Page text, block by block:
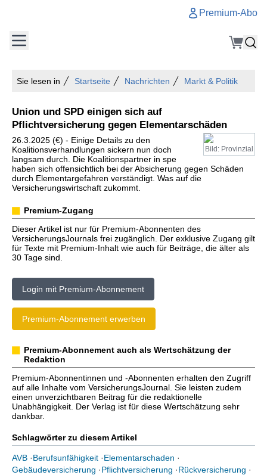
Premium-Abo
Sie lesen in Startseite Nachrichten Markt & Politik
Union und SPD einigen sich auf
Pflichtversicherung gegen Elementarschäden
Bild: Provinzial
26.3.2025 (€) - Einige Details zu den
Koalitionsverhandlungen sickern nun doch
langsam durch. Die Koalitionspartner in spe
haben sich offensichtlich bei der Absicherung gegen Schäden
durch Elementargefahren verständigt. Was auf die
Versicherungswirtschaft zukommt.
Premium-Zugang
Dieser Artikel ist nur für Premium-Abonnenten des
VersicherungsJournals frei zugänglich. Der exklusive Zugang gilt
für Texte mit Premium-Inhalt wie auch für Beiträge, die älter als
30 Tage sind.
Login mit Premium-Abonnement
Premium-Abonnement erwerben
Premium-Abonnement auch als Wertschätzung der
Redaktion
Premium-Abonnentinnen und -Abonnenten erhalten den Zugriff
auf alle Inhalte vom VersicherungsJournal. Sie leisten zudem
einen unverzichtbaren Beitrag für die redaktionelle
Unabhängigkeit. Der Verlag ist für diese Wertschätzung sehr
dankbar.
Schlagwörter zu diesem Artikel
AVB ·Berufsunfähigkeit ·Elementarschaden ·
Gebäudeversicherung ·Pflichtversicherung ·Rückversicherung ·